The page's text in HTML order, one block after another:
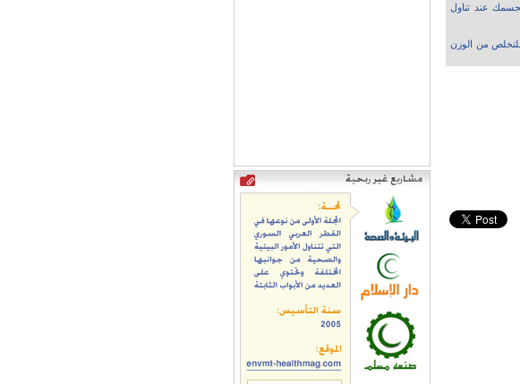
عند تناول
من الوزن